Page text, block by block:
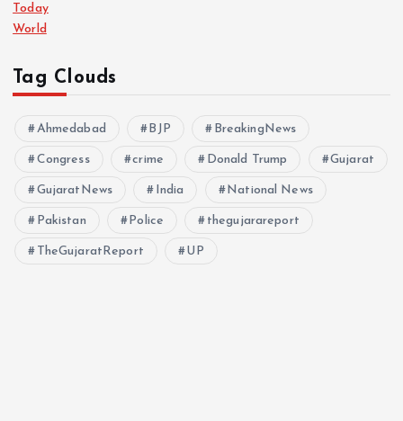
Today
World
Tag Clouds
Ahmedabad BJP BreakingNews
Congress crime Donald Trump Gujarat
GujaratNews India National News
Pakistan Police thegujarareport
TheGujaratReport UP